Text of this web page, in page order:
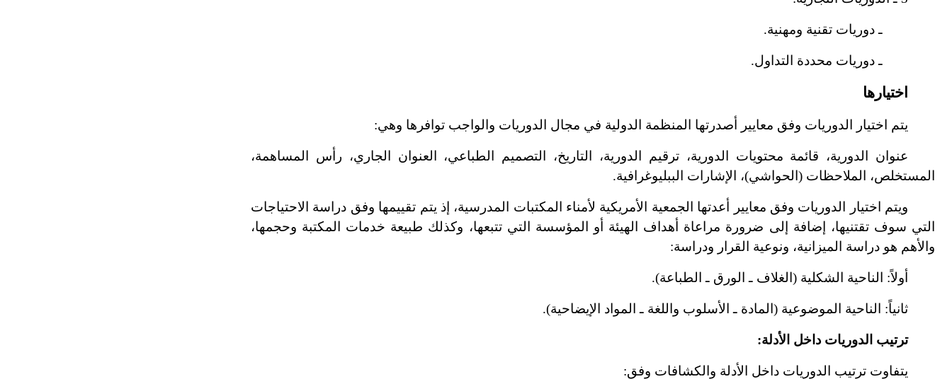
ـ دوريات تقنية ومهنية.
ـ دوريات محددة التداول.
اختيارها
يتم اختيار الدوريات وفق معايير أصدرتها المنظمة الدولية في مجال الدوريات والواجب توافرها وهي:
عنوان الدورية، قائمة محتويات الدورية، ترقيم ا لدورية، التاريخ، التصميم الطباعي، العنوان الجاري، رأس المساهمة،
المستخلص، الملاحظات (الحواشي)، الإشارات الببليوغرافية.
ويتم اختيار الدوريات وفق معايير أعدتها الجمعية الأمريكية لأمناء المكتبات المدرسية، إذ يتم تقييمها وفق دراسة الاحتياجات
التي سوف تقتنيها، إضافة إلى ضرورة مراعاة أهداف الهيئة أو المؤسسة التي تتبعها، وكذلك طبيعة خدمات المكتبة وحجمها،
والأهم هو دراسة الميزانية، ونوعية القرار ودراسة:
أولاً: الناحية الشكلية (الغلاف ـ الورق ـ الطباعة).
ثانياً: الناحية الموضوعية (المادة ـ الأسلوب واللغة ـ المواد الإيضاحية).
ترتيب الدوريات داخل الأدلة:
يتفاوت ترتيب الدوريات داخل الأدلة والكشافات وفق: